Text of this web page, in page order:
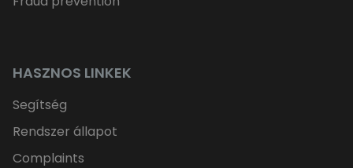
HASZNOS LINKEK
Segítség
Rendszer állapot
Complaints